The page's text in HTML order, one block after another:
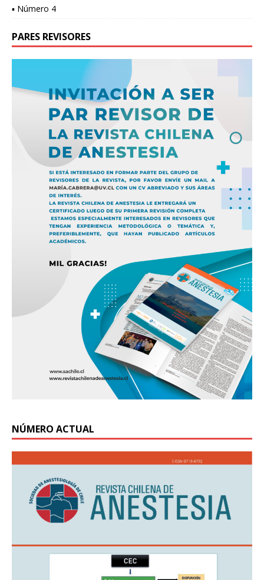
▪ Número 4
PARES REVISORES
NÚMERO ACTUAL